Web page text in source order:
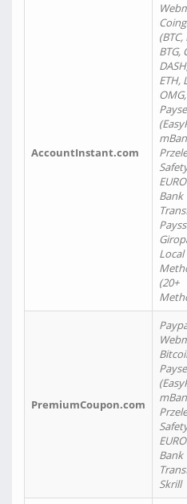
AccountInstant.com
(BTC,
BTG,
ETH,
Bank
Local
(20+
PremiumCoupon.com
Bank
Skrill